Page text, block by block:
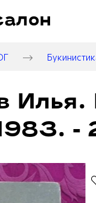
Илья.
-